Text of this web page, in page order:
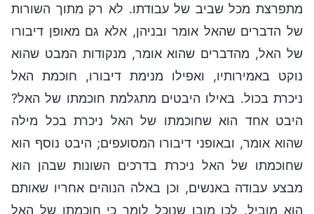
מתפרצת מכל שביב של עבודתו. לא רק מתוך השורות
של הדברים שהאל אומר ובניהן, אלא גם מאופן דיבורו
של האל, מהדברים שהוא אומר, מנקודות המבט שהוא
נוקט באמירותיו, ואפילו מנימת דיבורו, חוכמת האל
ניכרת בכול. באילו היבטים מתגלמת חוכמתו של האל?
היבט אחד הוא שחוכמתו של האל ניכרת בכל מילה
שהוא אומר, ובאופני דיבורו המסועפים; היבט נוסף הוא
שחוכמתו של האל ניכרת בדרכים השונות שבהן הוא
מבצע עבודה באנשים, וכן באלה הנוהים אחריו שאותם
הוא מוביל. לכן מובן שנוכל לומר כי חוכמתו של האל